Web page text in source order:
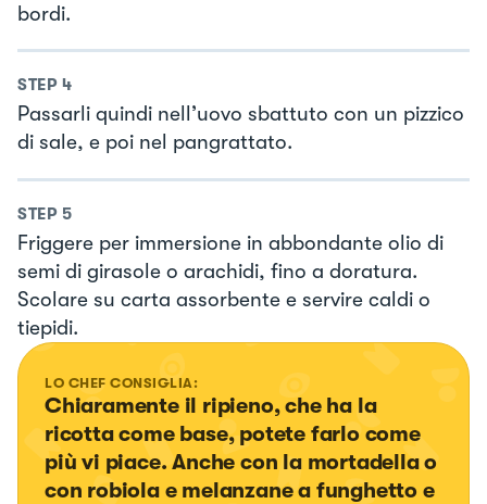
bordi.
STEP 4
Passarli quindi nell’uovo sbattuto con un pizzico
di sale, e poi nel pangrattato.
STEP 5
Friggere per immersione in abbondante olio di
semi di girasole o arachidi, fino a doratura.
Scolare su carta assorbente e servire caldi o
tiepidi.
LO CHEF CONSIGLIA:
Chiaramente il ripieno, che ha la
ricotta come base, potete farlo come
più vi piace. Anche con la mortadella o
con robiola e melanzane a funghetto e